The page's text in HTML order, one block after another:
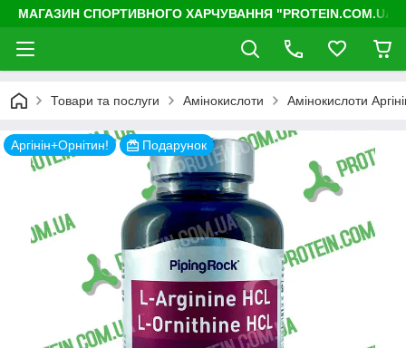
МАГАЗИН СПОРТИВНОГО ХАРЧУВАННЯ "PROTEIN.COM.UA"
Товари та послуги Амінокислоти Амінокислоти
Аргінін+Орнітин! Подарунок